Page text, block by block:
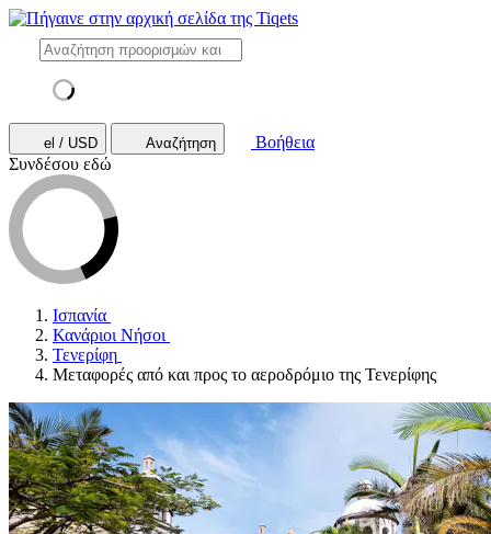
el / USD Αναζήτηση
Βοήθεια
Συνδέσου εδώ
Ισπανία
Κανάριοι Νήσοι
Τενερίφη
Μεταφορές από και προς το αεροδρόμιο της Τενερίφης